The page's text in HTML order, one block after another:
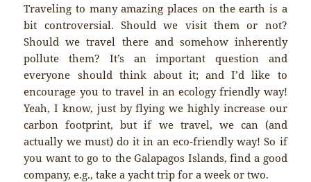
Traveling to many amazing places on the earth is a
bit controversial. Should we visit them or not?
Should we travel there and somehow inherently
pollute them? It’s an important question and
everyone should think about it; and I’d like to
encourage you to travel in an ecology friendly way!
Yeah, I know, just by flying we highly increase our
carbon footprint, but if we travel, we can (and
actually we must) do it in an eco-friendly way! So if
you want to go to the Galapagos Islands, find a good
company, e.g., take a yacht trip for a week or two.